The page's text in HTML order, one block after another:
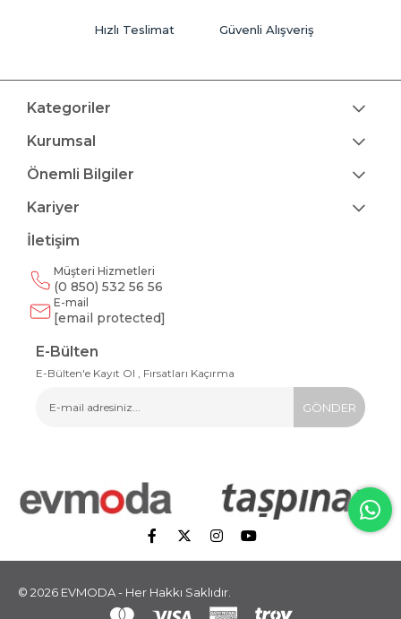
Hızlı Teslimat Güvenli Alışveriş
Kategoriler
Kurumsal
Önemli Bilgiler
Kariyer
İletişim
Müşteri Hizmetleri
(0 850) 532 56 56
E-mail
[email protected]
E-Bülten
E-Bülten'e Kayıt Ol , Fırsatları Kaçırma
GÖNDER
© 2026 EVMODA - Her Hakkı Saklıdır.